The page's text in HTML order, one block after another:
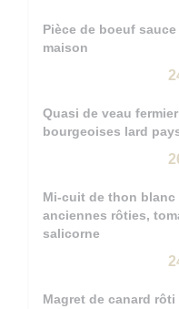
Pièce de boeuf
maison
Quasi de veau
bourgeoises lard
Mi-cuit de thon blanc
anciennes rôties,
salicorne
Magret de canard